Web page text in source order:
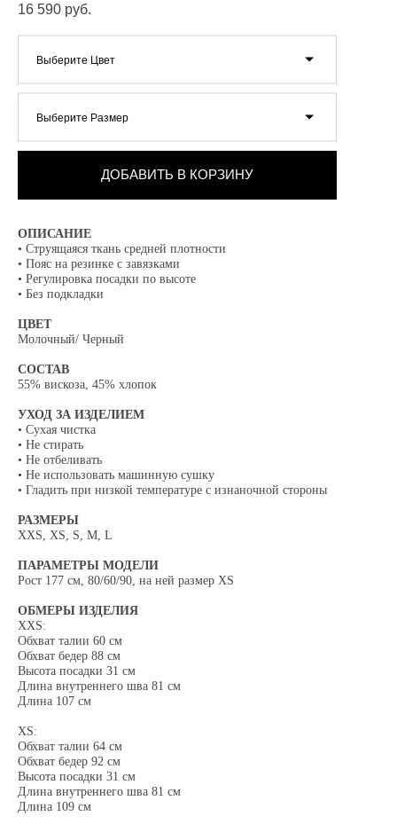
16 590 pуб.
Выберите Цвет
Выберите Размер
ДОБАВИТЬ В КОРЗИНУ
ОПИСАНИЕ
• Струящаяся ткань средней плотности
• Пояс на резинке с завязками
• Регулировка посадки по высоте
• Без подкладки
ЦВЕТ
Молочный/ Черный
СОСТАВ
55% вискоза, 45% хлопок
УХОД ЗА ИЗДЕЛИЕМ
• Сухая чистка
• Не стирать
• Не отбеливать
• Не использовать машинную сушку
• Гладить при низкой температуре с изнаночной стороны
РАЗМЕРЫ
XXS, XS, S, M, L
ПАРАМЕТРЫ МОДЕЛИ
Рост 177 см, 80/60/90, на ней размер XS
ОБМЕРЫ ИЗДЕЛИЯ
XXS:
Обхват талии 60 см
Обхват бедер 88 см
Высота посадки 31 см
Длина внутреннего шва 81 см
Длина 107 см
XS:
Обхват талии 64 см
Обхват бедер 92 см
Высота посадки 31 см
Длина внутреннего шва 81 см
Длина 109 см